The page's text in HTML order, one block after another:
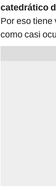
catedrático
Por eso tiene
como casi